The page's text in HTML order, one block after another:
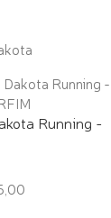
Running -